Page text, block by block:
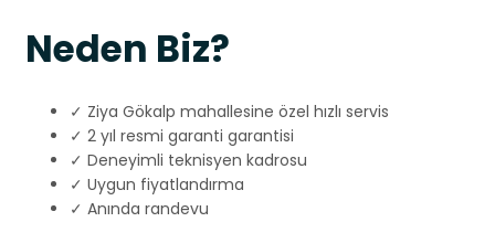
Neden Biz?
✓ Ziya Gökalp mahallesine özel hızlı servis
✓ 2 yıl resmi garanti garantisi
✓ Deneyimli teknisyen kadrosu
✓ Uygun fiyatlandırma
✓ Anında randevu